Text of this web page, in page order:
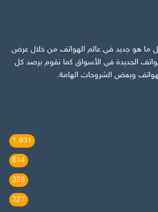
ما هو جديد في عالم الهواتف من خلال عرض
الجديدة في الأسواق كما نقوم برصد كل
الهواتف وبعض الشروحات الهامة.
1٬931
614
328
327